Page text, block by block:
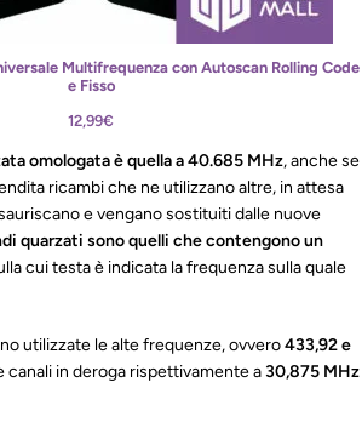
Multifrequenza con Autoscan Rolling Code
e Fisso
12,99€
omologata è quella a 40.685 MHz, anche se
ricambi che ne utilizzano altre, in attesa
e vengano sostituiti dalle nuove
quarzati sono quelli che contengono un
cui testa è indicata la frequenza sulla quale
utilizzate le alte frequenze, ovvero433,92 e
canali in deroga rispettivamente a30,875 MHz